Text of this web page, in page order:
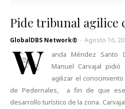
Pide tribunal agilice
GlobalDBS Network® - Agosto 16,
W
anda Méndez Santo
Manuel Carvajal
agilizar el
de Pedernales, a fin de que
desarrollo turístico de la zona.